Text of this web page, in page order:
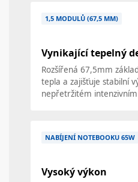
1,5 MODULŮ (67,5 MM)
Vynikající tepelný
Rozšířená 67,5mm
tepla a zajišťuje stabilní
nepřetržitém
NABÍJENÍ NOTEBOOKU 65W
Vysoký výkon